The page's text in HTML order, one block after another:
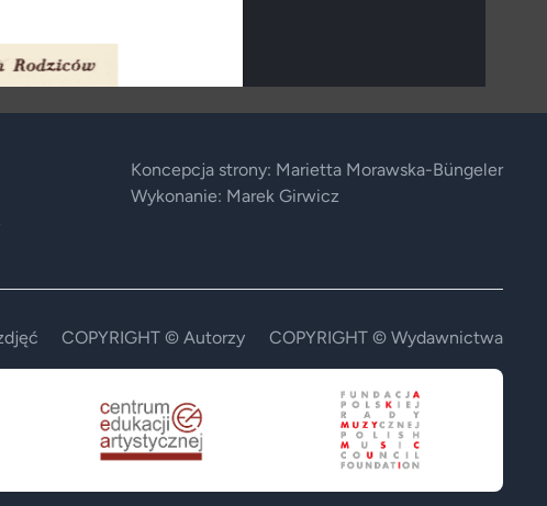
Koncepcja strony: Marietta Morawska-Büngeler
Wykonanie: Marek Girwicz
COPYRIGHT © Autorzy COPYRIGHT © Wydawnictwa